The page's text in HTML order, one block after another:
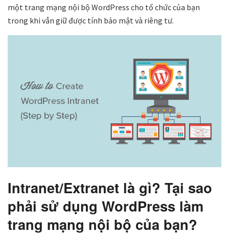
một trang mạng nội bộ WordPress cho tổ chức của bạn
trong khi vẫn giữ được tính bảo mật và riêng tư.
Intranet/Extranet là gì? Tại sao
phải sử dụng WordPress làm
trang mạng nội bộ của bạn?